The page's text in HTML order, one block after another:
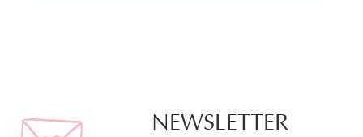
NEWSLETTER